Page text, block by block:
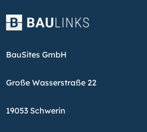
BauSites GmbH
Große Wasserstraße 22
19053 Schwerin